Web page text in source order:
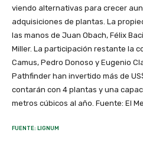
viendo alternativas para crecer
adquisiciones de plantas. La
las manos de Juan Obach, Félix
Miller. La participación restante la
Camus, Pedro Donoso y Eugenio
Pathfinder han invertido más de
contarán con 4 plantas y una
metros cúbicos al año. Fuente: El
FUENTE: LIGNUM